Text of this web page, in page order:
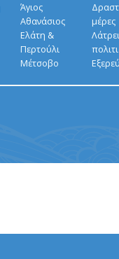
Άγιος
Αθανάσιος
Ελάτη &
Περτούλι
Μέτσοβο
μέρες